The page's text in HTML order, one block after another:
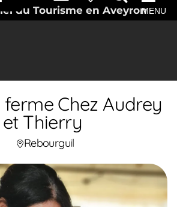
du Tourisme en AveyronMENU
ferme Chez Audrey
et Thierry
Rebourguil